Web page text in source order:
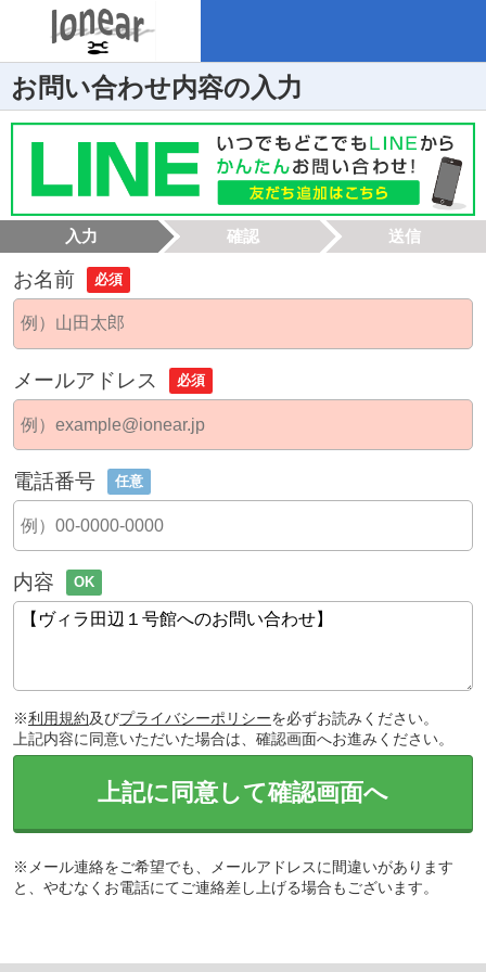
お問い合わせ内容の入力
入力 確認 送信
お名前 必須
メールアドレス 必須
電話番号 任意
内容 OK
※利用規約及びプライバシーポリシーを必ずお読みください。
上記内容に同意いただいた場合は、確認画面へお進みください。
上記に同意して確認画面へ
※メール連絡をご希望でも、メールアドレスに間違いがあります
と、やむなくお電話にてご連絡差し上げる場合もございます。